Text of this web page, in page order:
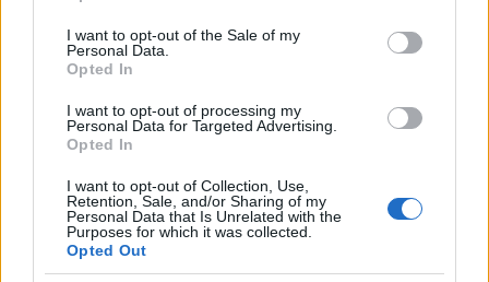
use your data for below specified purposes in below Google
consent section.
I want to opt-out of the Sale of my
Personal Data.
Opted In
I want to opt-out of processing my
Personal Data for Targeted Advertising.
Opted In
I want to opt-out of Collection, Use,
Retention, Sale, and/or Sharing of my
Personal Data that Is Unrelated with the
Purposes for which it was collected.
Opted Out
népszerűsíti: a kapcsolati témájú,
Manhattanben játszódó vígjátékban Diane
Keatonnal játsszák a főszerepeket –
The Guardian
A kannabiszhasználat mostanában ismét
kiemelt jelentőséget kapott az Egyesült
Államokban. Négy államban legalizálták a
marihuánát, és további tizenkét állam
engedélyezte az orvosi használatot, és